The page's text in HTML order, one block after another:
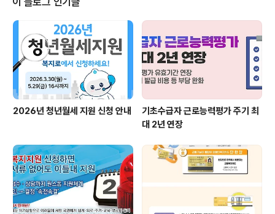
받을 수 있고기준 중위소득 180% 이하에 해당하는 경우
에는추가로 정부지원금도 받을 수 있습니다. 난임 시술을
받으려하는 사실혼 부부의 경우,법률혼 부부가 제출하는
서류 외에시술동의서와 가족관계등록부, 주민등록등본을
관할 보건소에 제출해야합니다. 등본으로 1년 이상 동거 여
부를 확인할..
2026년 청년월세 지원 신청 안내
기초수급자 근로능력평가 주기 최
대 2년 연장